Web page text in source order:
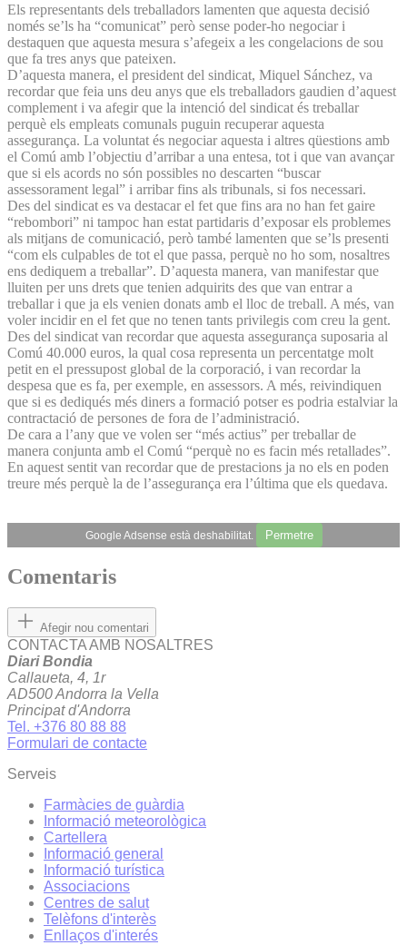
Els representants dels treballadors lamenten que aquesta decisió
només se’ls ha “comunicat” però sense poder-ho negociar i
destaquen que aquesta mesura s’afegeix a les congelacions de sou
que fa tres anys que pateixen.
D’aquesta manera, el president del sindicat, Miquel Sánchez, va
recordar que feia uns deu anys que els treballadors gaudien d’aquest
complement i va afegir que la intenció del sindicat és treballar
perquè els empleats comunals puguin recuperar aquesta
assegurança. La voluntat és negociar aquesta i altres qüestions amb
el Comú amb l’objectiu d’arribar a una entesa, tot i que van avançar
que si els acords no són possibles no descarten “buscar
assessorament legal” i arribar fins als tribunals, si fos necessari.
Des del sindicat es va destacar el fet que fins ara no han fet gaire
“rebombori” ni tampoc han estat partidaris d’exposar els problemes
als mitjans de comunicació, però també lamenten que se’ls presenti
“com els culpables de tot el que passa, perquè no ho som, nosaltres
ens dediquem a treballar”. D’aquesta manera, van manifestar que
lluiten per uns drets que tenien adquirits des que van entrar a
treballar i que ja els venien donats amb el lloc de treball. A més, van
voler incidir en el fet que no tenen tants privilegis com creu la gent.
Des del sindicat van recordar que aquesta assegurança suposaria al
Comú 40.000 euros, la qual cosa representa un percentatge molt
petit en el pressupost global de la corporació, i van recordar la
despesa que es fa, per exemple, en assessors. A més, reivindiquen
que si es dediqués més diners a formació potser es podria estalviar la
contractació de persones de fora de l’administració.
De cara a l’any que ve volen ser “més actius” per treballar de
manera conjunta amb el Comú “perquè no es facin més retallades”.
En aquest sentit van recordar que de prestacions ja no els en poden
treure més perquè la de l’assegurança era l’última que els quedava.
Google Adsense està deshabilitat. Permetre
Comentaris
Afegir nou comentari
CONTACTA AMB NOSALTRES
Diari Bondia
Callaueta, 4, 1r
AD500 Andorra la Vella
Principat d'Andorra
Tel. +376 80 88 88
Formulari de contacte
Serveis
Farmàcies de guàrdia
Informació meteorològica
Cartellera
Informació general
Informació turística
Associacions
Centres de salut
Telèfons d'interès
Enllaços d'interés